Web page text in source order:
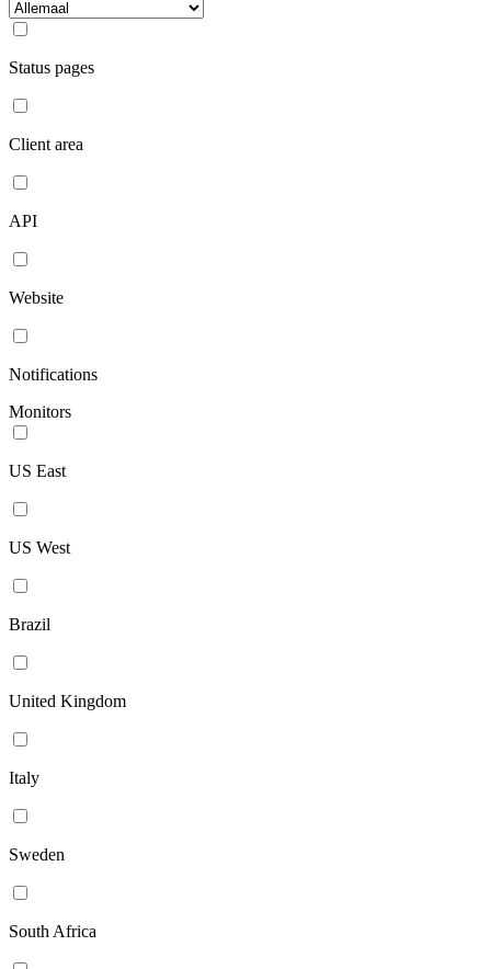
Status pages
Client area
API
Website
Notifications
Monitors
US East
US West
Brazil
United Kingdom
Italy
Sweden
South Africa